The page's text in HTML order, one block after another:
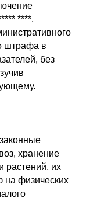
****,
штрафа в
без
хранение
растений, их
на физических